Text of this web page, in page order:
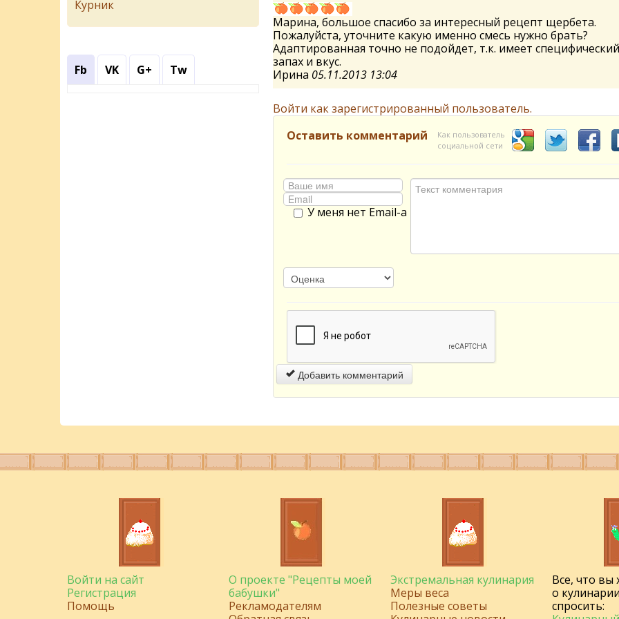
Марина, большое спасибо за интересный рецепт щербета.
Пожалуйста, уточните какую именно смесь нужно брать?
Адаптированная точно не подойдет, т.к. имеет специфический
запах и вкус.
Ирина 05.11.2013 13:04
Войти как зарегистрированный пользователь.
Оставить комментарий
Как пользователь
социальной сети
У меня нет Email-а
Добавить комментарий
Курник
Fb VK G+ Tw
Войти на сайт
Регистрация
Помощь
О проекте "Рецепты моей
бабушки"
Рекламодателям
Экстремальная кулинария
Меры веса
Полезные советы
Все, что вы
о
спросить: